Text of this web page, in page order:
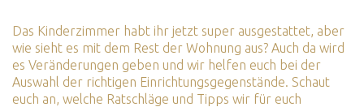
Das Kinderzimmer habt ihr jetzt super ausgestattet, aber
wie sieht es mit dem Rest der Wohnung aus? Auch da wird
es Veränderungen geben und wir helfen euch bei der
Auswahl der richtigen Einrichtungsgegenstände. Schaut
euch an, welche Ratschläge und Tipps wir für euch